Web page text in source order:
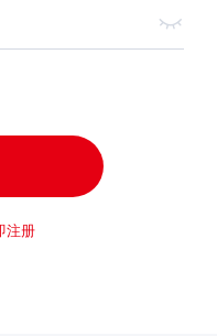
注册